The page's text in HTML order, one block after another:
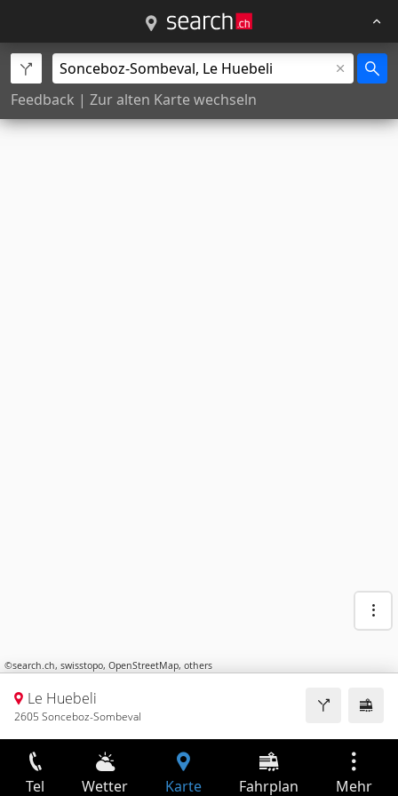
Feedback | Zur alten Karte wechseln
©search.ch, swisstopo, OpenStreetMap, others
Le Huebeli
2605 Sonceboz-Sombeval
Tel Wetter Karte Fahrplan Mehr